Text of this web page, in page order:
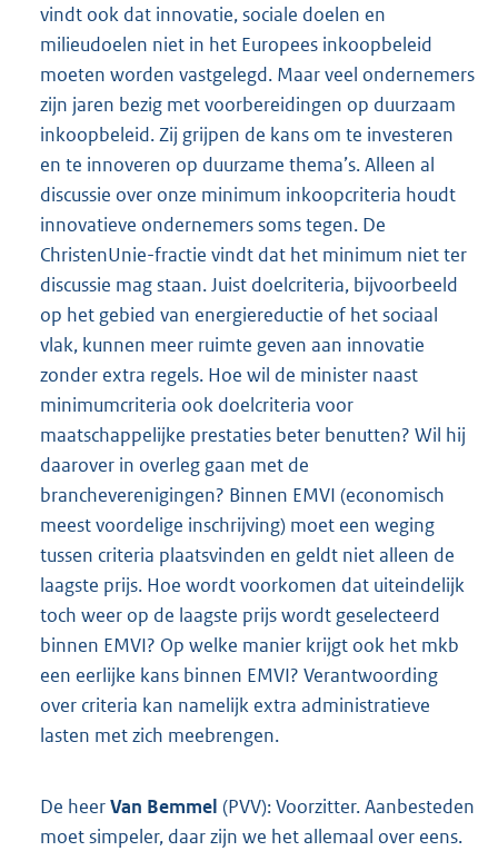
vindt ook dat innovatie, sociale doelen en
milieudoelen niet in het Europees inkoopbeleid
moeten worden vastgelegd. Maar veel ondernemers
zijn jaren bezig met voorbereidingen op duurzaam
inkoopbeleid. Zij grijpen de kans om te investeren
en te innoveren op duurzame thema’s. Alleen al
discussie over onze minimum inkoopcriteria houdt
innovatieve ondernemers soms tegen. De
ChristenUnie-fractie vindt dat het minimum niet ter
discussie mag staan. Juist doelcriteria, bijvoorbeeld
op het gebied van energiereductie of het sociaal
vlak, kunnen meer ruimte geven aan innovatie
zonder extra regels. Hoe wil de minister naast
minimumcriteria ook doelcriteria voor
maatschappelijke prestaties beter benutten? Wil hij
daarover in overleg gaan met de
brancheverenigingen? Binnen EMVI (economisch
meest voordelige inschrijving) moet een weging
tussen criteria plaatsvinden en geldt niet alleen de
laagste prijs. Hoe wordt voorkomen dat uiteindelijk
toch weer op de laagste prijs wordt geselecteerd
binnen EMVI? Op welke manier krijgt ook het mkb
een eerlijke kans binnen EMVI? Verantwoording
over criteria kan namelijk extra administratieve
lasten met zich meebrengen.
De heerVan Bemmel (PVV): Voorzitter. Aanbesteden
moet simpeler, daar zijn we het allemaal over eens.